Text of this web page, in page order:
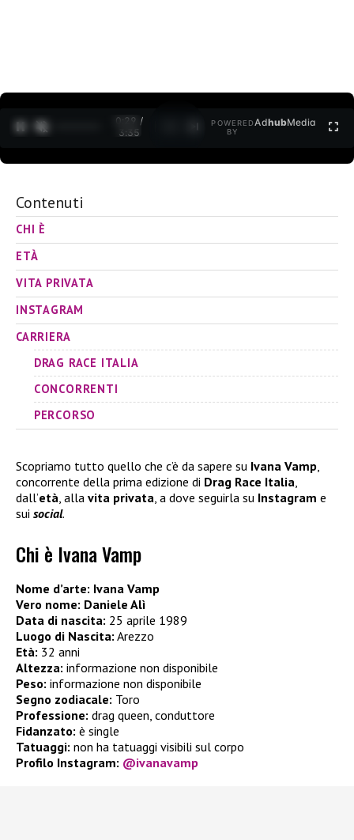
0:30 /
3:35
POWERED
BY
AdhubMedia
Contenuti
CHI È
ETÀ
VITA PRIVATA
INSTAGRAM
CARRIERA
DRAG RACE ITALIA
CONCORRENTI
PERCORSO
Scopriamo tutto quello che c’è da sapere su Ivana Vamp,
concorrente della prima edizione di Drag Race Italia,
dall’età, alla vita privata, a dove seguirla su Instagram e
sui social.
Chi è Ivana Vamp
Nome d’arte: Ivana Vamp
Vero nome: Daniele Alì
Data di nascita: 25 aprile 1989
Luogo di Nascita: Arezzo
Età: 32 anni
Altezza: informazione non disponibile
Peso: informazione non disponibile
Segno zodiacale: Toro
Professione: drag queen, conduttore
Fidanzato: è single
Tatuaggi: non ha tatuaggi visibili sul corpo
Profilo Instagram: @ivanavamp